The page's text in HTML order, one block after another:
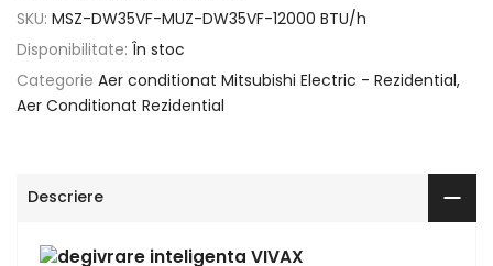
SKU: MSZ-DW35VF-MUZ-DW35VF-12000 BTU/h
Disponibilitate: În stoc
Categorie Aer conditionat Mitsubishi Electric - Rezidential
Aer Conditionat Rezidential
Descriere